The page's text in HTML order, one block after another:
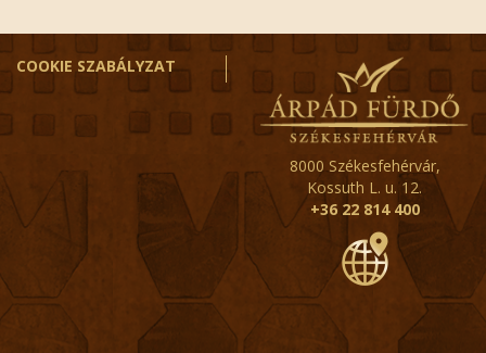
COOKIE SZABÁLYZAT
8000 Székesfehérvár,
Kossuth L. u. 12.
+36 22 814 400